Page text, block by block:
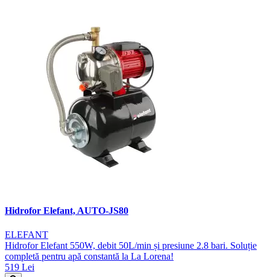
Hidrofor Elefant, AUTO-JS80
ELEFANT
Hidrofor Elefant 550W, debit 50L/min și presiune 2.8 bari. Soluție
completă pentru apă constantă la La Lorena!
519 Lei